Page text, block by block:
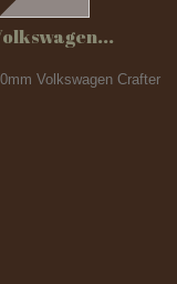
Volkswagen Crafter